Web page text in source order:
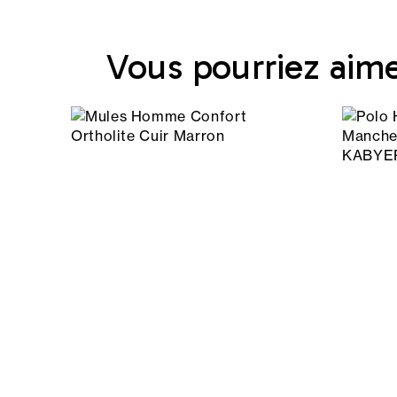
Vous pourriez